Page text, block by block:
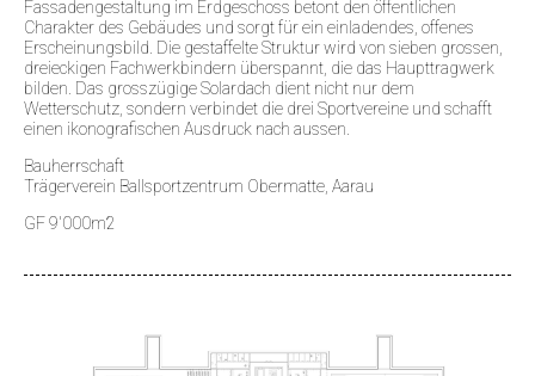
Fassadengestaltung im Erdgeschoss betont den öffentlichen
Charakter des Gebäudes und sorgt für ein einladendes, offenes
Erscheinungsbild. Die gestaffelte Struktur wird von sieben grossen,
dreieckigen Fachwerkbindern überspannt, die das Haupttragwerk
bilden. Das grosszügige Solardach dient nicht nur dem
Wetterschutz, sondern verbindet die drei Sportvereine und schafft
einen ikonografischen Ausdruck nach aussen.
Bauherrschaft
Trägerverein Ballsportzentrum Obermatte, Aarau
GF 9'000m2